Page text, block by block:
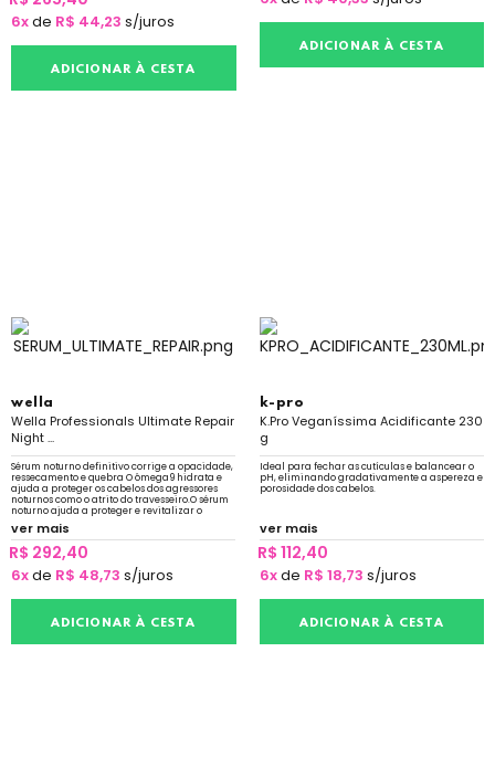
6xde R$ 44,23 s/juros
ADICIONAR À CESTA
ADICIONAR À CESTA
wella
Wella Professionals Ultimate Repair
Night ...
Sérum noturno definitivo corrige a opacidade,
ressecamento e quebra O ômega9 hidrata e
ajuda a proteger os cabelos dos agressores
noturnos como o atrito do travesseiro.O sérum
noturno ajuda a proteger e revitalizar o
cabelo enquanto você dorme
ver mais
R$ 292,40
6xde R$ 48,73 s/juros
ADICIONAR À CESTA
k-pro
K.Pro Veganíssima Acidificante 230
g
Ideal para fechar as cutículas e balancear o
pH, eliminando gradativamente a aspereza e
porosidade dos cabelos.
ver mais
R$ 112,40
6xde R$ 18,73 s/juros
ADICIONAR À CESTA